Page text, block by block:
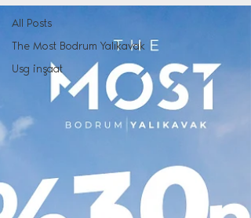
All Posts
The Most Bodrum Yalıkavak
Usg inşaat